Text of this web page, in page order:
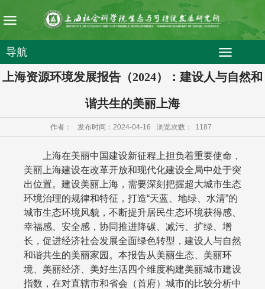
导航
上海资源环境发展报告（2024）：建设人与自然和
谐共生的美丽上海
作者： 发布时间：2024-04-16 浏览次数： 1187
上海在美丽中国建设新征程上担负着重要使命，
美丽上海建设在改革开放和现代化建设全局中处于突
出位置。建设美丽上海，需要深刻把握超大城市生态
环境治理的规律和特征，打造“天蓝、地绿、水清”的
城市生态环境风貌，不断提升居民生态环境获得感、
幸福感、安全感，协同推进降碳、减污、扩绿、增
长，促进经济社会发展全面绿色转型，建设人与自然
和谐共生的美丽家园。本报告从美丽生态、美丽环
境、美丽经济、美好生活四个维度构建美丽城市建设
指数，在对直辖市和省会（首府）城市的比较分析中